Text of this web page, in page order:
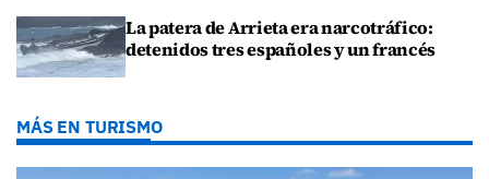
La patera de Arrieta era narcotráfico:
detenidos tres españoles y un francés
MÁS EN TURISMO